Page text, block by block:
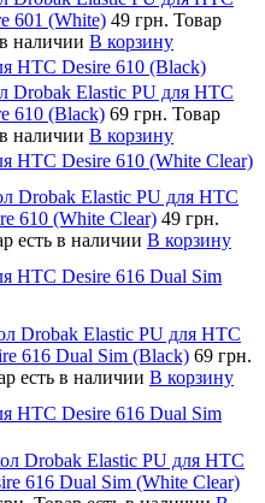
601 (White) 49 грн. Товар
наличии В корзину
HTC Desire 610 (Black)
Drobak Elastic PU для HTC
610 (Black) 69 грн. Товар
наличии В корзину
HTC Desire 610 (White Clear)
Drobak Elastic PU для HTC
610 (White Clear) 49 грн.
есть в наличии В корзину
HTC Desire 616 Dual Sim
Drobak Elastic PU для HTC
616 Dual Sim (Black) 69 грн.
есть в наличии В корзину
HTC Desire 616 Dual Sim
Drobak Elastic PU для HTC
616 Dual Sim (White Clear)